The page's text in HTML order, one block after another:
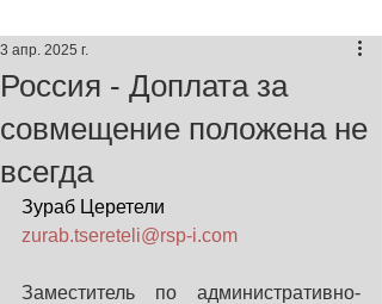
Россия - Доплата за
совмещение положена не
всегда
3 апр. 2025 г.
Зураб Церетели
zurab.tsereteli@rsp-i.com
Заместитель по административно-